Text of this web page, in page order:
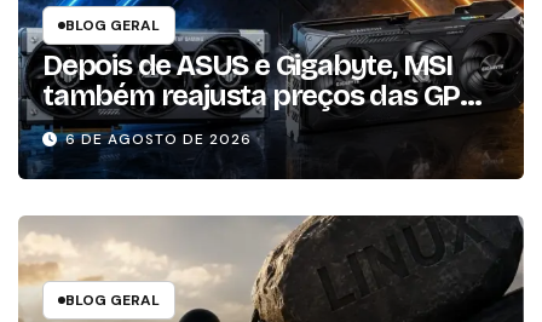
BLOG GERAL
Depois de ASUS e Gigabyte, MSI
também reajusta preços das GPUs
em mais de 20%
6 DE AGOSTO DE 2026
BLOG GERAL